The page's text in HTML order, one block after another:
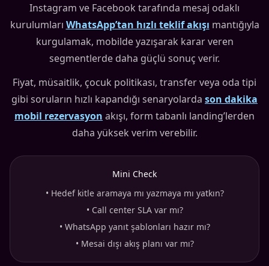
Instagram ve Facebook tarafında mesaj odaklı
kurulumları WhatsApp’tan hızlı teklif akışı mantığıyla
kurgulamak, mobilde yazışarak karar veren
segmentlerde daha güçlü sonuç verir.
Fiyat, müsaitlik, çocuk politikası, transfer veya oda tipi
gibi soruların hızlı kapandığı senaryolarda son dakika
mobil rezervasyon akışı, form tabanlı landing’lerden
daha yüksek verim verebilir.
Mini Check
• Hedef kitle aramaya mı yazmaya mı yatkın?
• Call center SLA var mı?
• WhatsApp yanıt şablonları hazır mı?
• Mesai dışı akış planı var mı?